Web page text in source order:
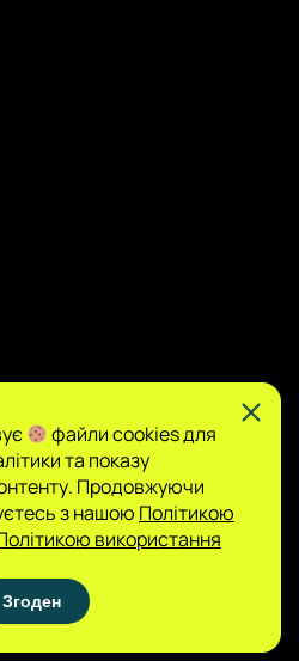
мають інформаційний характер.
позицією, редакція не
та не несе відповідальності
азартних ігор і не
може містити матеріали
до таких розділів дозволено
21+. Грайте відповідально.
файли cookies для
та показу
Продовжуючи
з нашою Політикою
використання
Згоден